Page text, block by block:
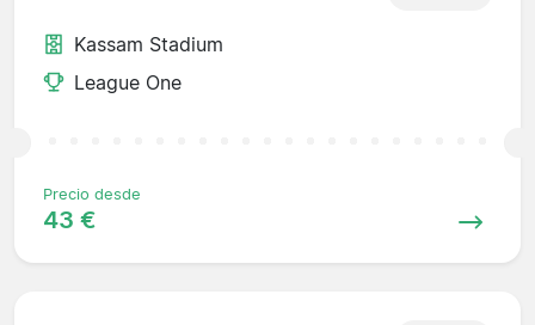
Kassam Stadium
League One
Precio desde
43 €